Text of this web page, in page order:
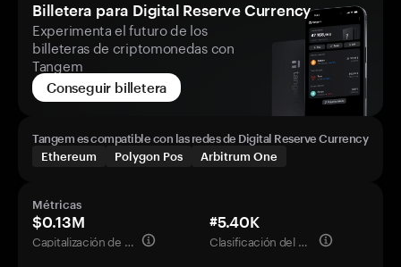
Billetera para Digital Reserve Currency
Experimenta el futuro de los
billeteras de criptomonedas con
Tangem
Conseguir billetera
Tangem es compatible con las redes de Digital Reserve Currency
Ethereum
Polygon Pos Arbitrum One
Métricas
$0.13M
Capitalización de mercado
#5.40K
Clasificación del mercado